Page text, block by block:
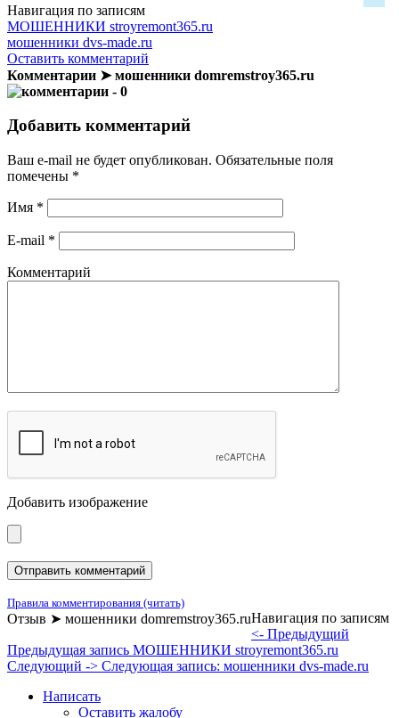
Навигация по записям
МОШЕННИКИ stroyremont365.ru
мошенники dvs-made.ru
Оставить комментарий
Комментарии ➤ мошенники domremstroy365.ru
- 0
Добавить комментарий
Ваш e-mail не будет опубликован. Обязательные поля
помечены *
Имя *
E-mail *
Комментарий
Добавить изображение
Правила комментирования (читать)
Отзыв ➤ мошенники domremstroy365.ruНавигация по записям
<- Предыдущий
Предыдущая запись МОШЕННИКИ stroyremont365.ru
Следующий -> Следующая запись: мошенники dvs-made.ru
Написать
Оставить жалобу